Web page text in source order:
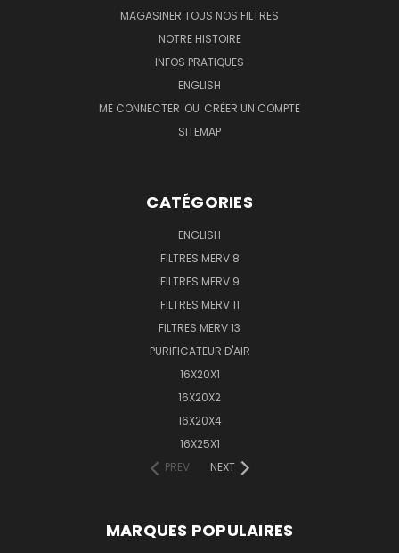
MAGASINER TOUS NOS FILTRES
NOTRE HISTOIRE
INFOS PRATIQUES
ENGLISH
ME CONNECTER OU CRÉER UN COMPTE
SITEMAP
CATÉGORIES
ENGLISH
FILTRES MERV 8
FILTRES MERV 9
FILTRES MERV 11
FILTRES MERV 13
PURIFICATEUR D'AIR
16X20X1
16X20X2
16X20X4
16X25X1
PREV
NEXT
MARQUES POPULAIRES